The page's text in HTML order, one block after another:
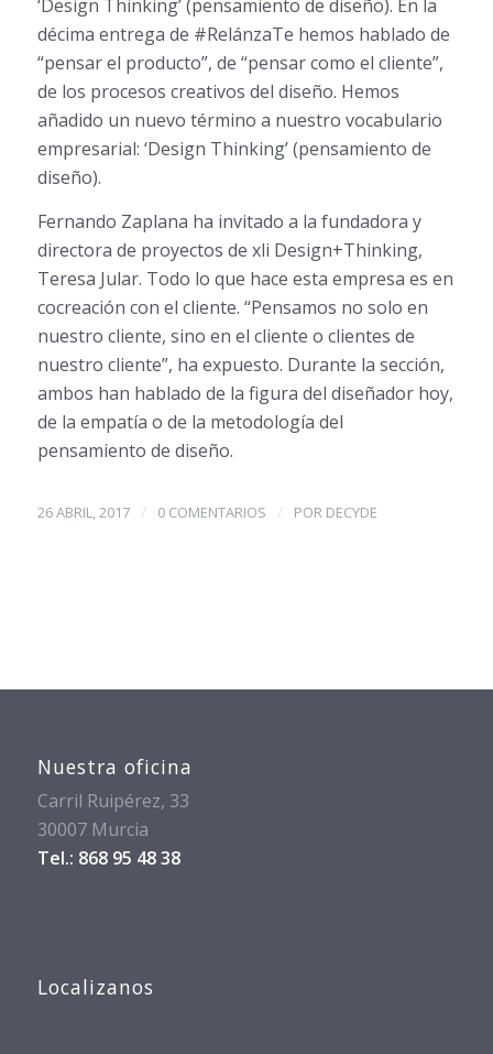
‘Design Thinking’ (pensamiento de diseño). En la
décima entrega de #RelánzaTe hemos hablado de
“pensar el producto”, de “pensar como el cliente”,
de los procesos creativos del diseño. Hemos
añadido un nuevo término a nuestro vocabulario
empresarial: ‘Design Thinking’ (pensamiento de
diseño).
Fernando Zaplana ha invitado a la fundadora y
directora de proyectos de xli Design+Thinking,
Teresa Jular. Todo lo que hace esta empresa es en
cocreación con el cliente. “Pensamos no solo en
nuestro cliente, sino en el cliente o clientes de
nuestro cliente”, ha expuesto. Durante la sección,
ambos han hablado de la figura del diseñador hoy,
de la empatía o de la metodología del
pensamiento de diseño.
26 ABRIL, 2017 / 0 COMENTARIOS / POR DECYDE
Nuestra oficina
Carril Ruipérez, 33
30007 Murcia
Tel.: 868 95 48 38
Localizanos